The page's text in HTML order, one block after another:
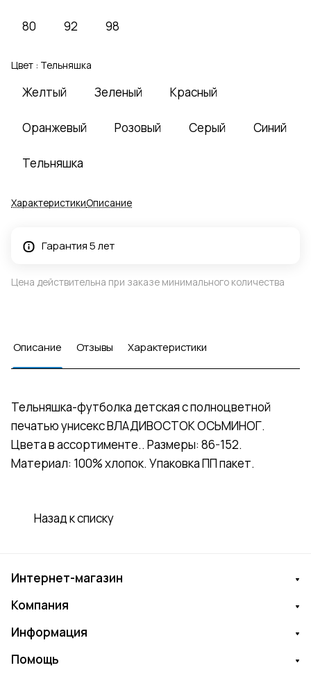
80 92 98
Цвет : Тельняшка
Желтый Зеленый Красный
Оранжевый Розовый Серый Синий
Тельняшка
ХарактеристикиОписание
Гарантия 5 лет
Цена действительна при заказе минимального количества
Описание Отзывы Характеристики
Тельняшка-футболка детская с полноцветной
печатью унисекс ВЛАДИВОСТОК ОСЬМИНОГ.
Цвета в ассортименте.. Размеры: 86-152.
Материал: 100% хлопок. Упаковка ПП пакет.
Назад к списку
Интернет-магазин
Компания
Информация
Помощь